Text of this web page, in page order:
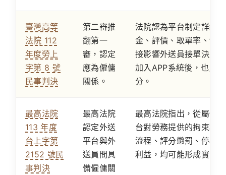
臺灣高等
法院 112
年度勞上
字第 8 號
民事判決
第二審推
翻第一
審，認定
應為僱傭
關係。
法院認為平台制定詳細
金、評價、取單率、制
接影響外送員接單決定
加入APP系統後，也成
分。
最高法院
113 年度
台上字第
2152 號民
事判決
最高法院
認定外送
平台與外
送員間具
備僱傭關
最高法院指出，從屬性
台對勞務提供的拘束程
流程、評分懲罰、停權
利益，均可能形成實質